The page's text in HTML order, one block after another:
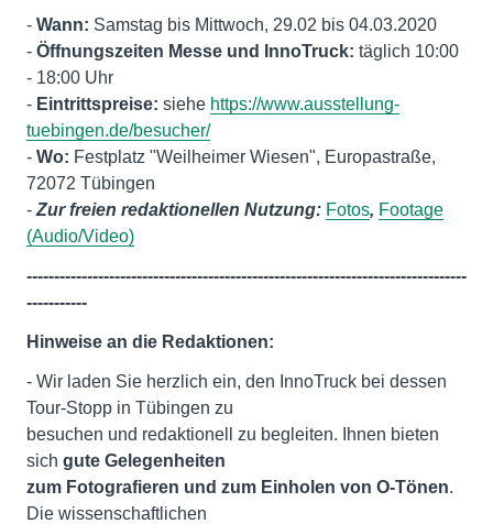
- Wann: Samstag bis Mittwoch, 29.02 bis 04.03.2020
- Öffnungszeiten Messe und InnoTruck: täglich 10:00
- 18:00 Uhr
- Eintrittspreise: siehe https://www.ausstellung-
tuebingen.de/besucher/
- Wo: Festplatz "Weilheimer Wiesen", Europastraße,
72072 Tübingen
- Zur freien redaktionellen Nutzung: Fotos, Footage
(Audio/Video)
--------------------------------------------------------------------------------
-----------
Hinweise an die Redaktionen:
- Wir laden Sie herzlich ein, den InnoTruck bei dessen
Tour-Stopp in Tübingen zu
besuchen und redaktionell zu begleiten. Ihnen bieten
sich gute Gelegenheiten
zum Fotografieren und zum Einholen von O-Tönen.
Die wissenschaftlichen